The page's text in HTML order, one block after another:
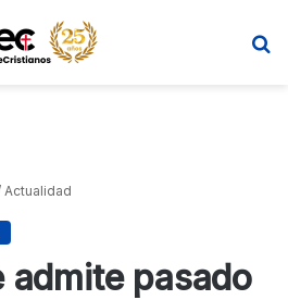
Actualidad
admite pasado